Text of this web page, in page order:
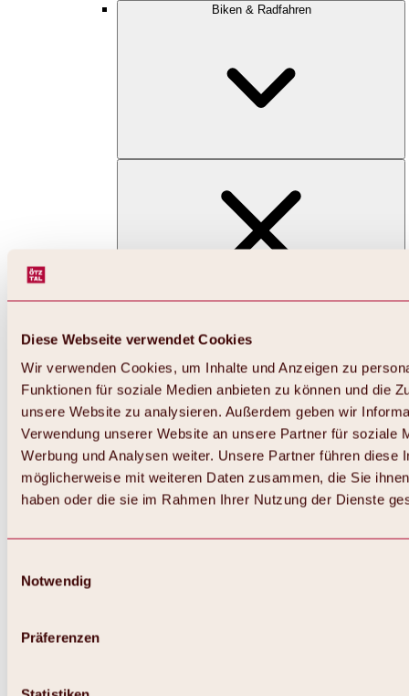
Diese Webseite verwendet Cookies
Wir verwenden Cookies, um Inhalte und Anzeigen zu
Funktionen für soziale Medien anbieten zu können und die
unsere Website zu analysieren. Außerdem geben wir
Verwendung unserer Website an unsere Partner für soziale
Werbung und Analysen weiter. Unsere Partner führen diese
möglicherweise mit weiteren Daten zusammen, die Sie
haben oder die sie im Rahmen Ihrer Nutzung der Dienste
Notwendig
Präferenzen
Biken & Radfahren